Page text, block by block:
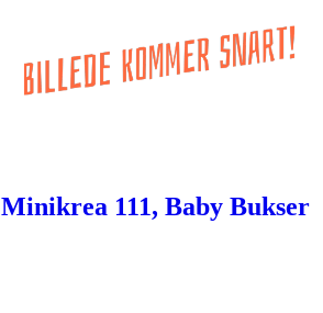
Minikrea 111, Baby Bukser